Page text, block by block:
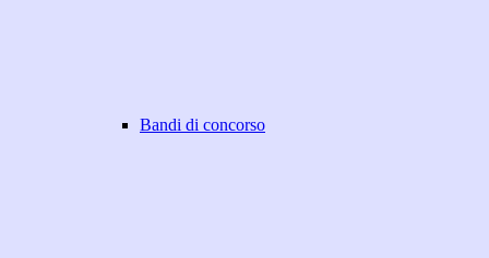
Bandi di concorso